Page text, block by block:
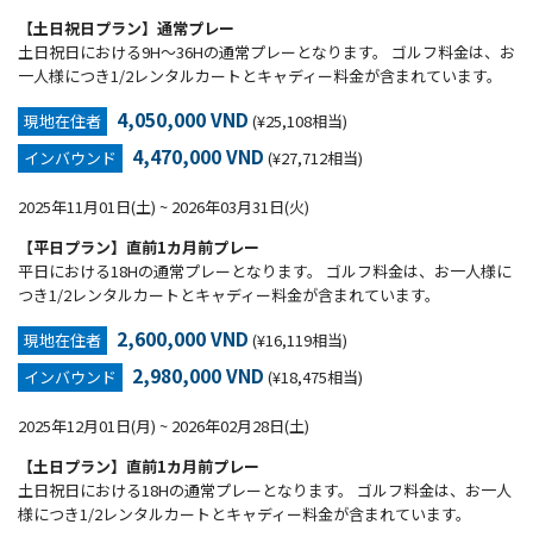
【土日祝日プラン】通常プレー
土日祝日における9H～36Hの通常プレーとなります。 ゴルフ料金は、お
一人様につき1/2レンタルカートとキャディー料金が含まれています。
現地在住者
4,050,000 VND (¥25,108相当)
インバウンド
4,470,000 VND (¥27,712相当)
2025年11月01日(土) ~ 2026年03月31日(火)
【平日プラン】直前1カ月前プレー
平日における18Hの通常プレーとなります。 ゴルフ料金は、お一人様に
つき1/2レンタルカートとキャディー料金が含まれています。
現地在住者
2,600,000 VND (¥16,119相当)
インバウンド
2,980,000 VND (¥18,475相当)
2025年12月01日(月) ~ 2026年02月28日(土)
【土日プラン】直前1カ月前プレー
土日祝日における18Hの通常プレーとなります。 ゴルフ料金は、お一人
様につき1/2レンタルカートとキャディー料金が含まれています。